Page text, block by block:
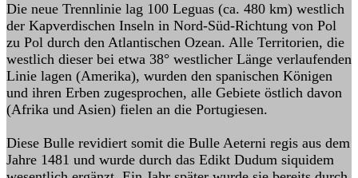
Die neue Trennlinie lag 100 Leguas (ca. 480 km) westlich
der Kapverdischen Inseln in Nord-Süd-Richtung von Pol
zu Pol durch den Atlantischen Ozean. Alle Territorien, die
westlich dieser bei etwa 38° westlicher Länge verlaufenden
Linie lagen (Amerika), wurden den spanischen Königen
und ihren Erben zugesprochen, alle Gebiete östlich davon
(Afrika und Asien) fielen an die Portugiesen.
Diese Bulle revidiert somit die Bulle Aeterni regis aus dem
Jahre 1481 und wurde durch das Edikt Dudum siquidem